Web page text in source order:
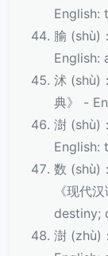
English:
腧 (shù)
English:
沭 (shù)
典》 -
澍 (shù)
English:
数 (shù)
《现代
destiny;
澍 (zhù)